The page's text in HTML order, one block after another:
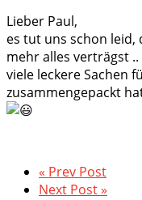
Lieber Paul,
es tut uns schon leid,
mehr alles verträgst
viele leckere Sachen
zusammengepackt
« Prev Post
Next Post »